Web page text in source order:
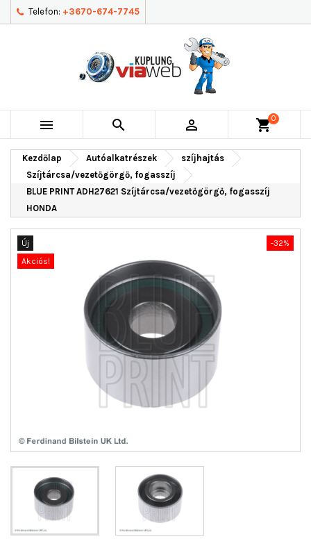
Telefon: +3670-674-7745
   shopping_cart0
Kezdőlap Autóalkatrészek
szíjhajtás
Szíjtárcsa/vezetőgörgő, fogasszíj
BLUE PRINT ADH27621 Szíjtárcsa/vezetőgörgő, fogasszíj
HONDA
Új
-32%
Akciós!